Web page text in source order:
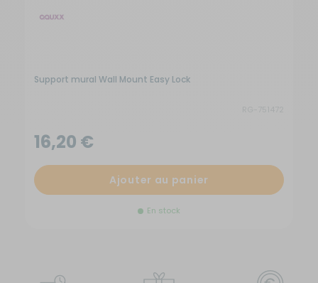
Support mural Wall Mount Easy Lock
16,20 €
Ajouter au panier
En stock